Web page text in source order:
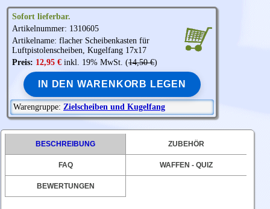
Sofort lieferbar.
Artikelnummer: 1310605
Artikelname: flacher Scheibenkasten für
Luftpistolenscheiben, Kugelfang 17x17
Preis: 12,95 € inkl. 19% MwSt. (14,50 €)
IN DEN WARENKORB LEGEN
Warengruppe: Zielscheiben und Kugelfang
BESCHREIBUNG ZUBEHÖR
FAQ WAFFEN - QUIZ
BEWERTUNGEN